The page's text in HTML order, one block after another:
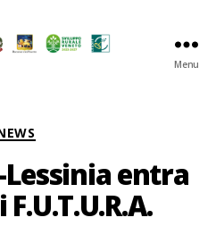
Menu
Categorie
Lessinia entra